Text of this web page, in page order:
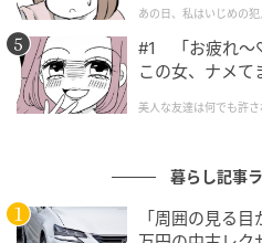
お茶碗1杯分のご飯が取
る！しゃもじ』
あの日、私はいじめの
#1 「お疲れ〜
この女、ナメて
美人な友達は何でも許さ
暮らし記事
「周囲の見る